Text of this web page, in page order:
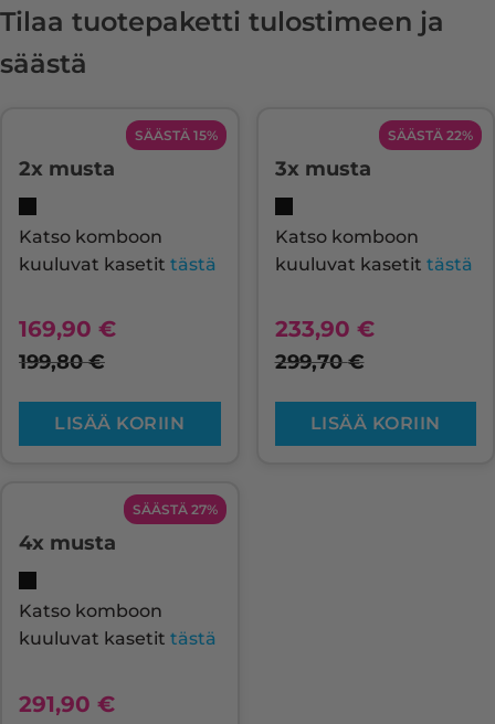
Tilaa tuotepaketti tulostimeen ja
säästä
SÄÄSTÄ 15%
2x musta
Katso komboon
kuuluvat kasetit tästä
169,90 €
199,80€
LISÄÄ KORIIN
SÄÄSTÄ 22%
3x musta
Katso komboon
kuuluvat kasetit tästä
233,90 €
299,70€
LISÄÄ KORIIN
SÄÄSTÄ 27%
4x musta
Katso komboon
kuuluvat kasetit tästä
291,90 €